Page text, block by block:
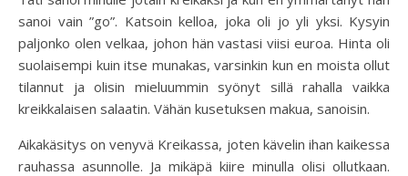
sanoi vain ”go”. Katsoin kelloa, joka oli jo yli yksi. Kysyin
paljonko olen velkaa, johon hän vastasi viisi euroa. Hinta oli
suolaisempi kuin itse munakas, varsinkin kun en moista ollut
tilannut ja olisin mieluummin syönyt sillä rahalla vaikka
kreikkalaisen salaatin. Vähän kusetuksen makua, sanoisin.
Aikakäsitys on venyvä Kreikassa, joten kävelin ihan kaikessa
rauhassa asunnolle. Ja mikäpä kiire minulla olisi ollutkaan.